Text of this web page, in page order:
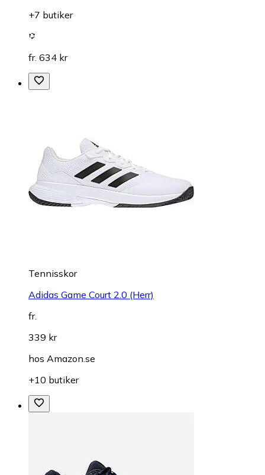
+7 butiker
fr. 634 kr
Tennisskor
Adidas Game Court 2.0 (Herr)
fr.
339 kr
hos Amazon.se
+10 butiker